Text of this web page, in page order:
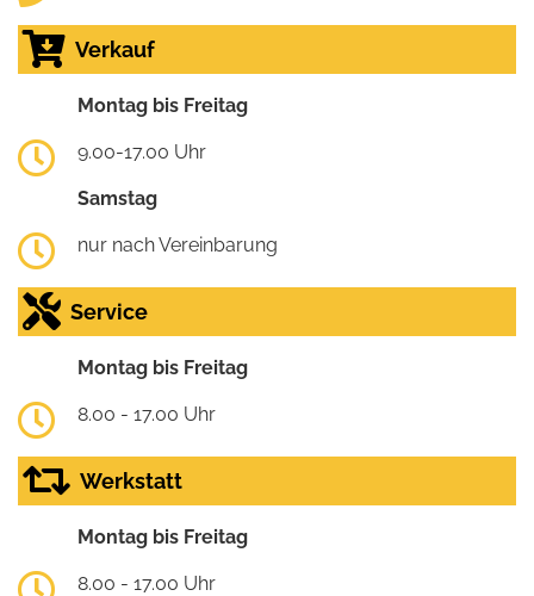
Verkauf
Montag bis Freitag
9.00-17.00 Uhr
Samstag
nur nach Vereinbarung
Service
Montag bis Freitag
8.00 - 17.00 Uhr
Werkstatt
Montag bis Freitag
8.00 - 17.00 Uhr